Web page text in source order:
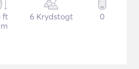
ft
6 Krydstogt 0